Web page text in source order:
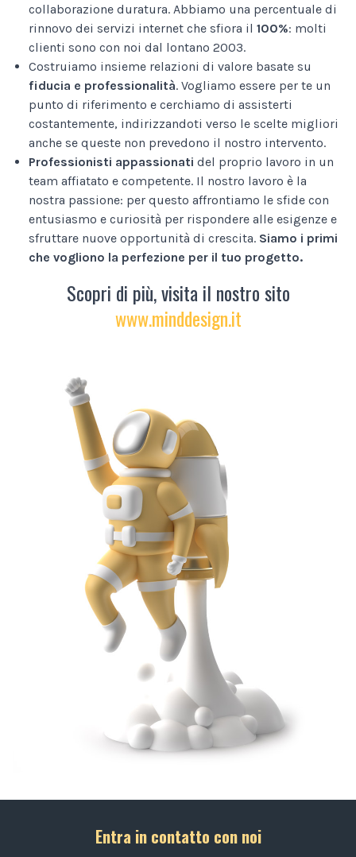
collaborazione duratura. Abbiamo una percentuale di
rinnovo dei servizi internet che sfiora il 100%: molti
clienti sono con noi dal lontano 2003.
Costruiamo insieme relazioni di valore basate su
fiducia e professionalità. Vogliamo essere per te un
punto di riferimento e cerchiamo di assisterti
costantemente, indirizzandoti verso le scelte migliori
anche se queste non prevedono il nostro intervento.
Professionisti appassionati del proprio lavoro in un
team affiatato e competente. Il nostro lavoro è la
nostra passione: per questo affrontiamo le sfide con
entusiasmo e curiosità per rispondere alle esigenze e
sfruttare nuove opportunità di crescita. Siamo i primi
che vogliono la perfezione per il tuo progetto.
Scopri di più, visita il nostro sito
www.minddesign.it
Entra in contatto con noi